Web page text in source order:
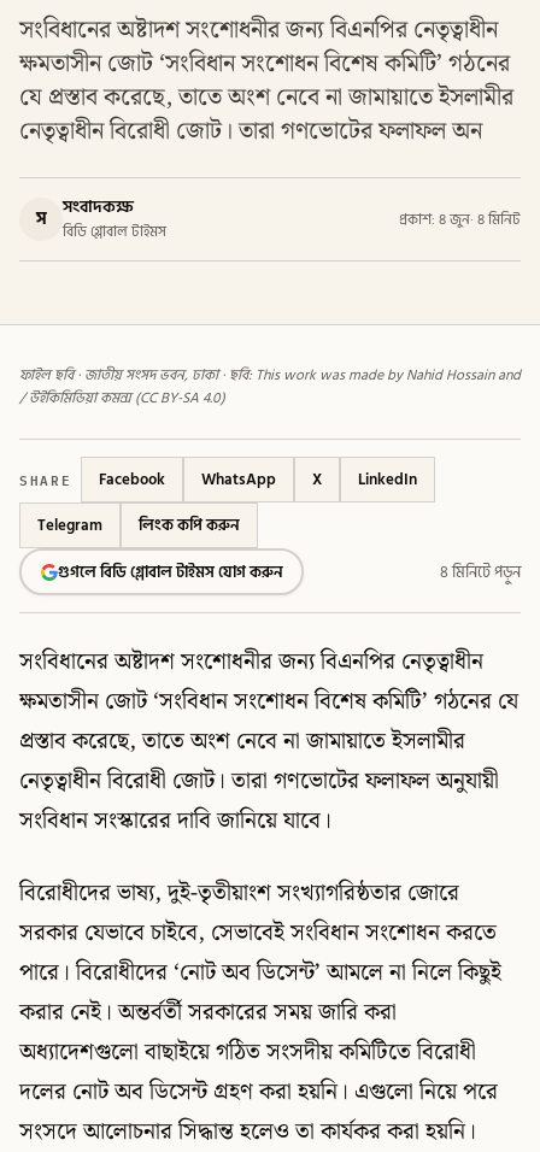
সংবিধানের অষ্টাদশ সংশোধনীর জন্য বিএনপির নেতৃত্বাধীন
ক্ষমতাসীন জোট ‘সংবিধান সংশোধন বিশেষ কমিটি’ গঠনের
যে প্রস্তাব করেছে, তাতে অংশ নেবে না জামায়াতে ইসলামীর
নেতৃত্বাধীন বিরোধী জোট। তারা গণভোটের ফলাফল অন
স সংবাদকক্ষ
বিডি গ্লোবাল টাইমস
প্রকাশ: ৪ জুন· ৪ মিনিট
ফাইল ছবি · জাতীয় সংসদ ভবন, ঢাকা · ছবি: This work was made by Nahid Hossain and
/ উইকিমিডিয়া কমন্স (CC BY-SA 4.0)
SHARE Facebook WhatsApp X
LinkedIn
Telegram
লিংক কপি করুন
গুগলে বিডি গ্লোবাল টাইমস যোগ করুন
৪ মিনিটে পড়ুন
সংবিধানের অষ্টাদশ সংশোধনীর জন্য বিএনপির নেতৃত্বাধীন
ক্ষমতাসীন জোট ‘সংবিধান সংশোধন বিশেষ কমিটি’ গঠনের যে
প্রস্তাব করেছে, তাতে অংশ নেবে না জামায়াতে ইসলামীর
নেতৃত্বাধীন বিরোধী জোট। তারা গণভোটের ফলাফল অনুযায়ী
সংবিধান সংস্কারের দাবি জানিয়ে যাবে।
বিরোধীদের ভাষ্য, দুই-তৃতীয়াংশ সংখ্যাগরিষ্ঠতার জোরে
সরকার যেভাবে চাইবে, সেভাবেই সংবিধান সংশোধন করতে
পারে। বিরোধীদের ‘নোট অব ডিসেন্ট’ আমলে না নিলে কিছুই
করার নেই। অন্তর্বর্তী সরকারের সময় জারি করা
অধ্যাদেশগুলো বাছাইয়ে গঠিত সংসদীয় কমিটিতে বিরোধী
দলের নোট অব ডিসেন্ট গ্রহণ করা হয়নি। এগুলো নিয়ে পরে
সংসদে আলোচনার সিদ্ধান্ত হলেও তা কার্যকর করা হয়নি।